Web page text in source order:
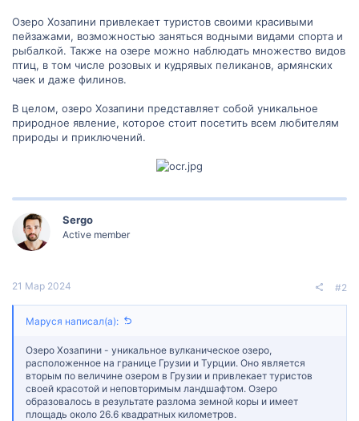
Озеро Хозапини привлекает туристов своими красивыми
пейзажами, возможностью заняться водными видами спорта и
рыбалкой. Также на озере можно наблюдать множество видов
птиц, в том числе розовых и кудрявых пеликанов, армянских
чаек и даже филинов.
В целом, озеро Хозапини представляет собой уникальное
природное явление, которое стоит посетить всем любителям
природы и приключений.
Sergo
Active member
21 Мар 2024 #2
Маруся написал(а):
Озеро Хозапини - уникальное вулканическое озеро,
расположенное на границе Грузии и Турции. Оно является
вторым по величине озером в Грузии и привлекает туристов
своей красотой и неповторимым ландшафтом. Озеро
образовалось в результате разлома земной коры и имеет
площадь около 26.6 квадратных километров.